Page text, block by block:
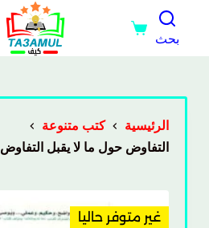
بحث
الرئيسية
كتب متنوعة
التفاوض حول ما لا يقبل التفاوض PDF
غير متوفر حاليا